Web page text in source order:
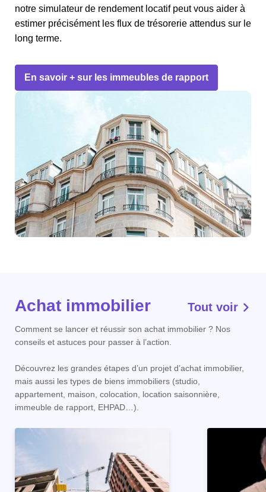
notre simulateur de rendement locatif peut vous aider à
estimer précisément les flux de trésorerie attendus sur le
long terme.
En savoir + sur les immeubles de rapport
Achat immobilier Tout voir
Comment se lancer et réussir son achat immobilier ? Nos
conseils et astuces pour passer à l’action.
Découvrez les grandes étapes d’un projet d’achat immobilier,
mais aussi les types de biens immobiliers (studio,
appartement, maison, colocation, location saisonnière,
immeuble de rapport, EHPAD…).